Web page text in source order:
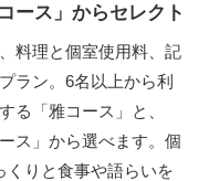
ース」からセレクト
料理と個室使用料、記
ラン。6名以上から利
る「雅コース」と、
ス」から選べます。個
くりと食事や語らいを